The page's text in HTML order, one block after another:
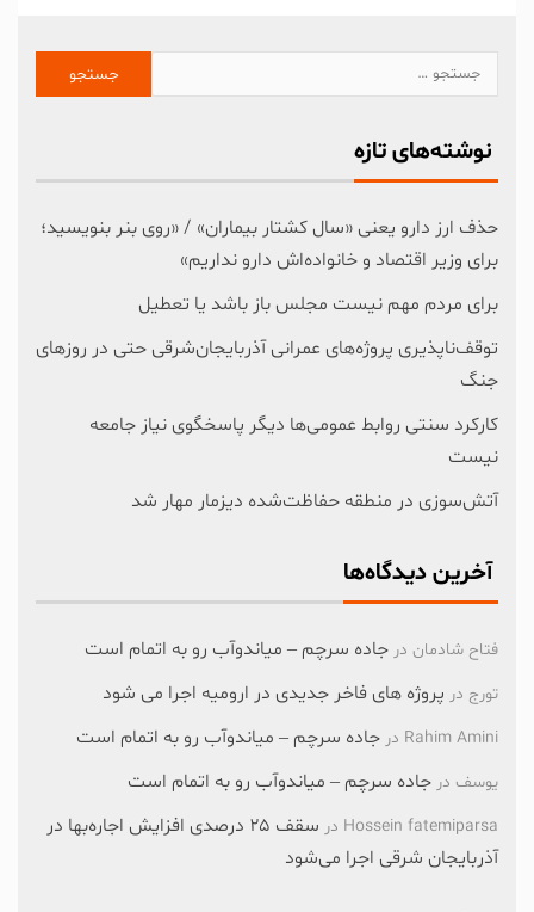
نوشته‌های تازه
حذف ارز دارو یعنی «سال کشتار بیماران» / «روی بنر بنویسید؛
برای وزیر اقتصاد و خانواده‌اش دارو نداریم»
برای مردم مهم نیست مجلس باز باشد یا تعطیل
توقف‌ناپذیری پروژه‌های عمرانی آذربایجان‌شرقی حتی در روزهای
جنگ
کارکرد سنتی روابط عمومی‌ها دیگر پاسخگوی نیاز جامعه
نیست
آتش‌سوزی در منطقه حفاظت‌شده دیزمار مهار شد
آخرین دیدگاه‌ها
فتاح شادمان در جاده سرچم – میاندوآب رو به اتمام است
تورج در پروژه های فاخر جدیدی در ارومیه اجرا می شود
Rahim Amini در جاده سرچم – میاندوآب رو به اتمام است
یوسف در جاده سرچم – میاندوآب رو به اتمام است
Hossein fatemiparsa در
سقف ۲۵ درصدی افزایش اجاره‌بها در
آذربایجان شرقی اجرا می‌شود